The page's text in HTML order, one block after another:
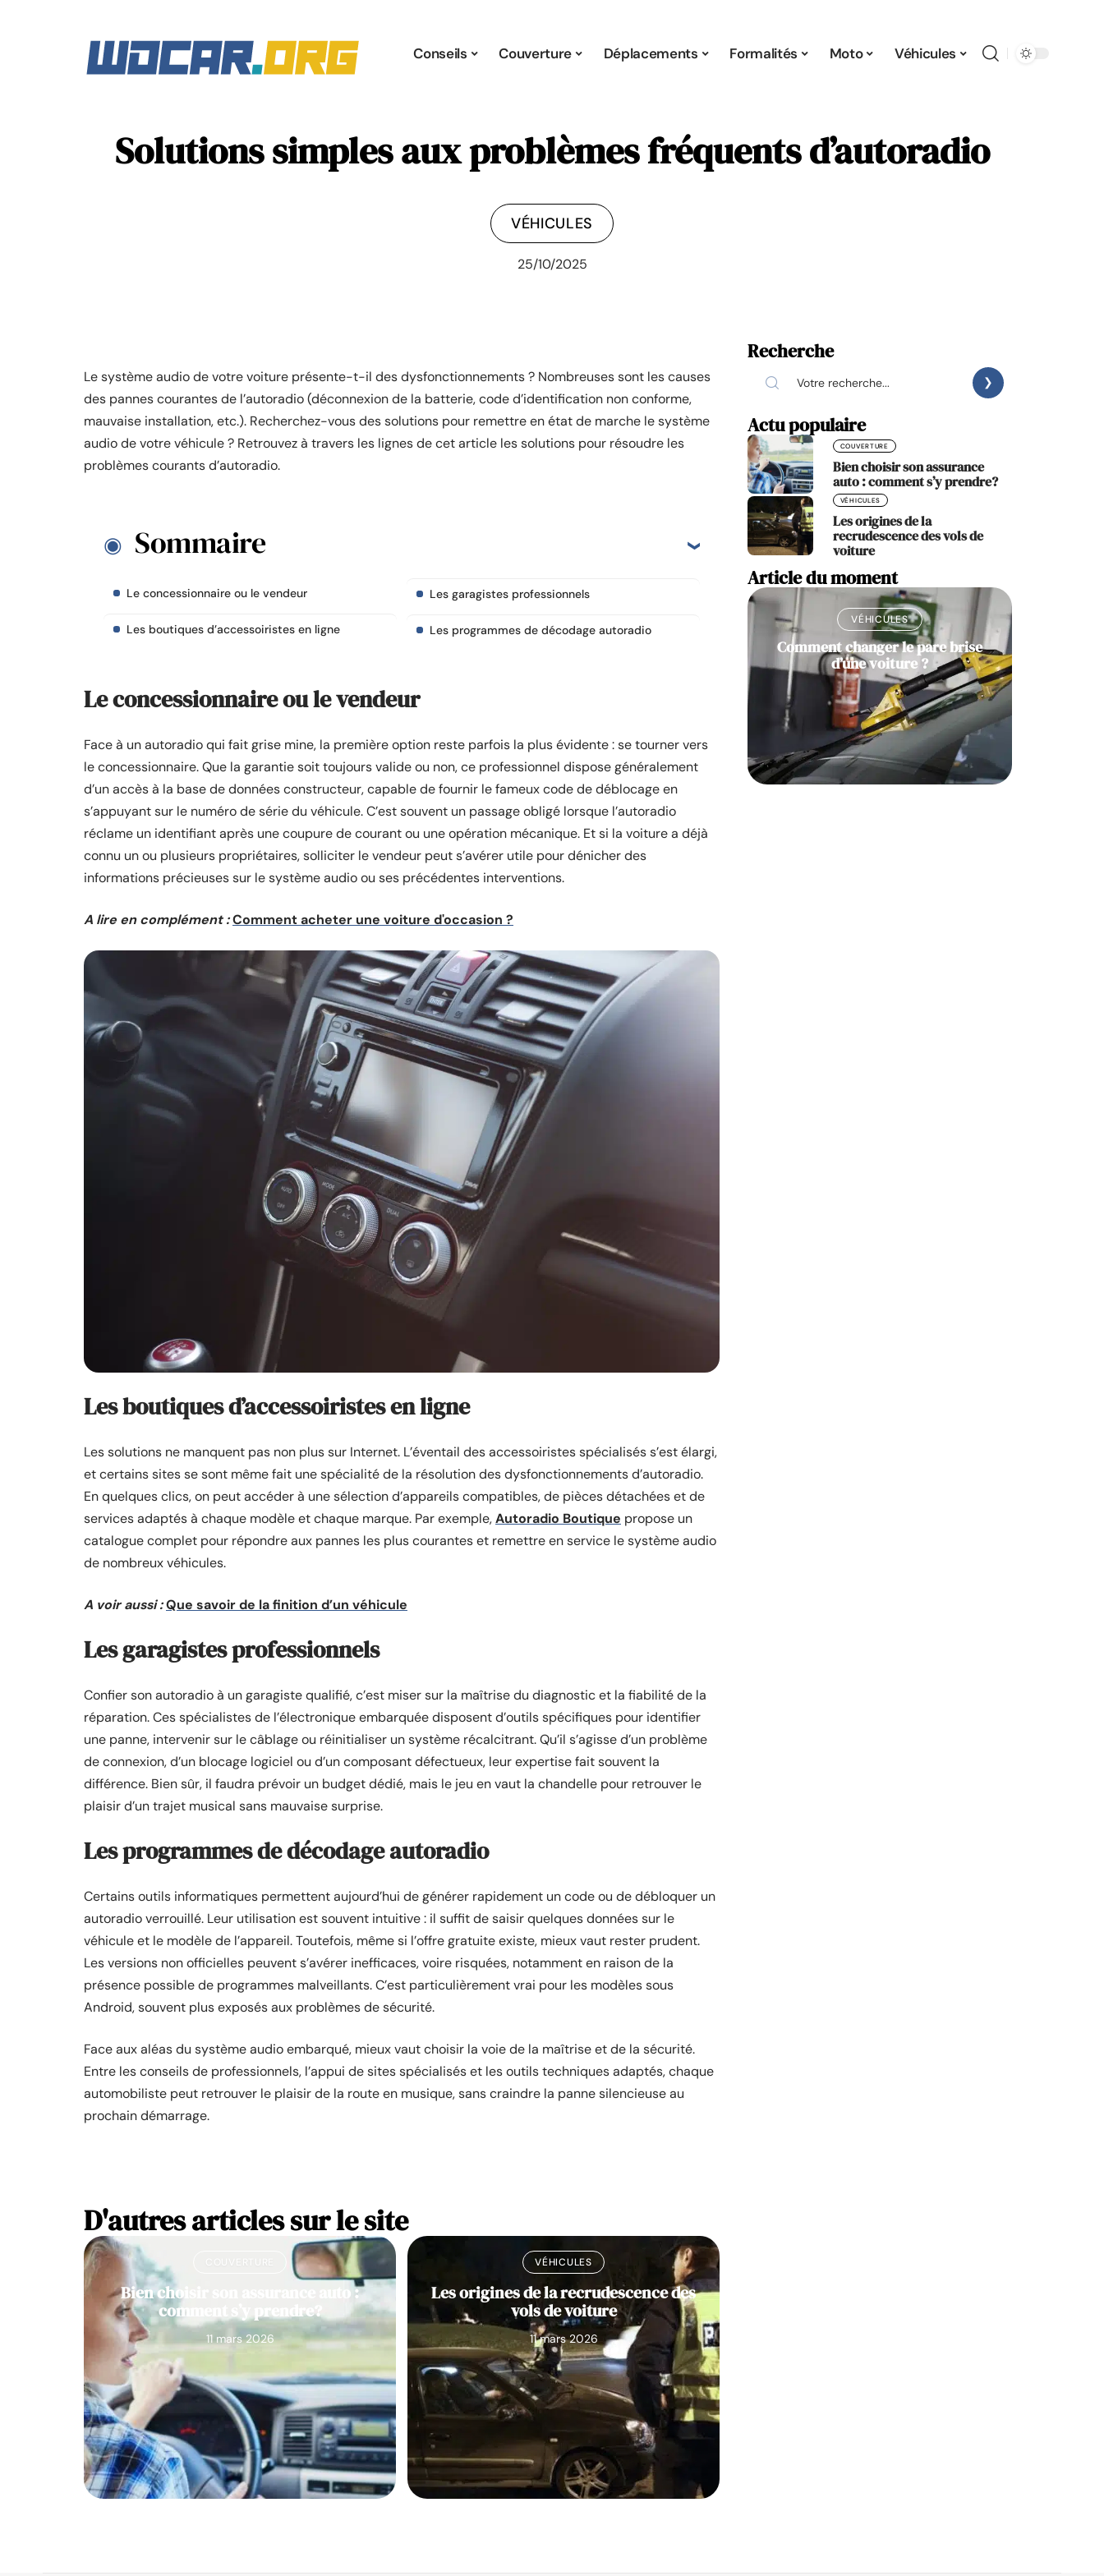
Conseils Couverture Déplacements Formalités Moto Véhicules
Solutions simples aux problèmes fréquents d’autoradio
VÉHICULES
25/10/2025
Le système audio de votre voiture présente-t-il des dysfonctionnements ? Nombreuses sont les causes
des pannes courantes de l’autoradio (déconnexion de la batterie, code d’identification non conforme,
mauvaise installation, etc.). Recherchez-vous des solutions pour remettre en état de marche le système
audio de votre véhicule ? Retrouvez à travers les lignes de cet article les solutions pour résoudre les
problèmes courants d’autoradio.
Sommaire
Le concessionnaire ou le vendeur
Les boutiques d’accessoiristes en ligne
Les garagistes professionnels
Les programmes de décodage autoradio
Le concessionnaire ou le vendeur
Face à un autoradio qui fait grise mine, la première option reste parfois la plus évidente : se tourner vers
le concessionnaire. Que la garantie soit toujours valide ou non, ce professionnel dispose généralement
d’un accès à la base de données constructeur, capable de fournir le fameux code de déblocage en
s’appuyant sur le numéro de série du véhicule. C’est souvent un passage obligé lorsque l’autoradio
réclame un identifiant après une coupure de courant ou une opération mécanique. Et si la voiture a déjà
connu un ou plusieurs propriétaires, solliciter le vendeur peut s’avérer utile pour dénicher des
informations précieuses sur le système audio ou ses précédentes interventions.
A lire en complément :Comment acheter une voiture d'occasion ?
Les boutiques d’accessoiristes en ligne
Les solutions ne manquent pas non plus sur Internet. L’éventail des accessoiristes spécialisés s’est élargi,
et certains sites se sont même fait une spécialité de la résolution des dysfonctionnements d’autoradio.
En quelques clics, on peut accéder à une sélection d’appareils compatibles, de pièces détachées et de
services adaptés à chaque modèle et chaque marque. Par exemple,Autoradio Boutique propose un
catalogue complet pour répondre aux pannes les plus courantes et remettre en service le système audio
de nombreux véhicules.
A voir aussi :Que savoir de la finition d’un véhicule
Les garagistes professionnels
Confier son autoradio à un garagiste qualifié, c’est miser sur la maîtrise du diagnostic et la fiabilité de la
réparation. Ces spécialistes de l’électronique embarquée disposent d’outils spécifiques pour identifier
une panne, intervenir sur le câblage ou réinitialiser un système récalcitrant. Qu’il s’agisse d’un problème
de connexion, d’un blocage logiciel ou d’un composant défectueux, leur expertise fait souvent la
différence. Bien sûr, il faudra prévoir un budget dédié, mais le jeu en vaut la chandelle pour retrouver le
plaisir d’un trajet musical sans mauvaise surprise.
Les programmes de décodage autoradio
Certains outils informatiques permettent aujourd’hui de générer rapidement un code ou de débloquer un
autoradio verrouillé. Leur utilisation est souvent intuitive : il suffit de saisir quelques données sur le
véhicule et le modèle de l’appareil. Toutefois, même si l’offre gratuite existe, mieux vaut rester prudent.
Les versions non officielles peuvent s’avérer inefficaces, voire risquées, notamment en raison de la
présence possible de programmes malveillants. C’est particulièrement vrai pour les modèles sous
Android, souvent plus exposés aux problèmes de sécurité.
Face aux aléas du système audio embarqué, mieux vaut choisir la voie de la maîtrise et de la sécurité.
Entre les conseils de professionnels, l’appui de sites spécialisés et les outils techniques adaptés, chaque
automobiliste peut retrouver le plaisir de la route en musique, sans craindre la panne silencieuse au
prochain démarrage.
D'autres articles sur le site
Bien choisir son assurance auto :
comment s’y prendre?
11 mars 2026
VÉHICULES
Les origines de la recrudescence des
vols de voiture
11 mars 2026
Recherche
Actu populaire
COUVERTURE
Bien choisir son assurance
auto : comment s’y prendre?
VÉHICULES
Les origines de la
recrudescence des vols de
voiture
Article du moment
VÉHICULES
Comment changer le pare brise
d’une voiture ?